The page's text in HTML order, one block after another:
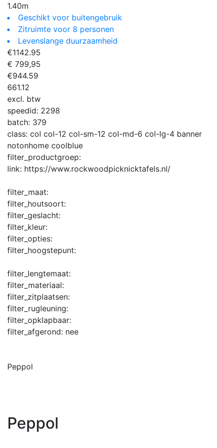
1.40m
Geschikt voor buitengebruik
Zitruimte voor 8 personen
Levenslange duurzaamheid
€1142.95
€ 799,95
€944.59
661.12
excl. btw
speedid: 2298
batch: 379
class: col col-12 col-sm-12 col-md-6 col-lg-4 banner
notonhome coolblue
filter_productgroep:
link: https://www.rockwoodpicknicktafels.nl/
filter_maat:
filter_houtsoort:
filter_geslacht:
filter_kleur:
filter_opties:
filter_hoogstepunt:
filter_lengtemaat:
filter_materiaal:
filter_zitplaatsen:
filter_rugleuning:
filter_opklapbaar:
filter_afgerond: nee
Peppol
Peppol